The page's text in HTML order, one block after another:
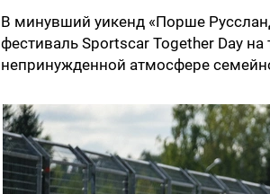
В минувший уикенд «Порше
фестиваль Sportscar Together Day
непринужденной атмосфере